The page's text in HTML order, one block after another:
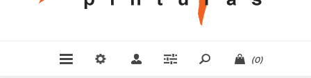
(0)